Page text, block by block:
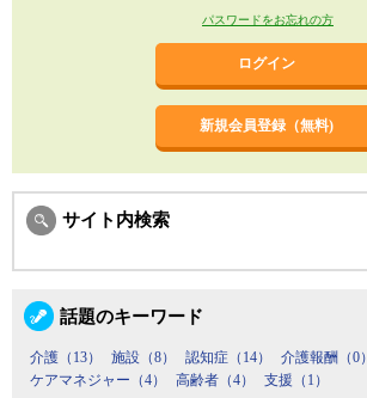
パスワードをお忘れの方
新規会員登録（無料)
サイト内検索
話題のキーワード
介護（13） 施設（8） 認知症（14）
介護報酬（0）
ケアマネジャー（4）
高齢者（4） 支援（1）